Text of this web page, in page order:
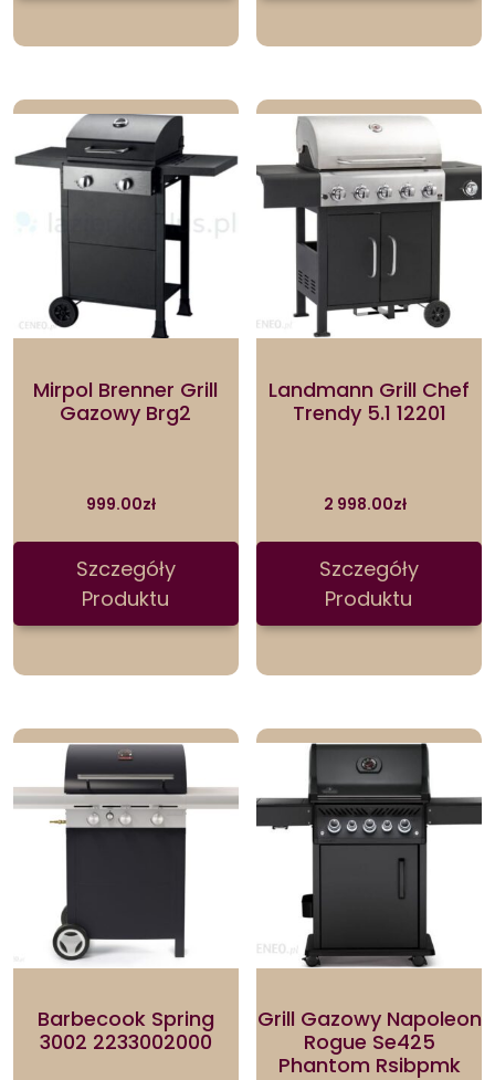
Mirpol Brenner Grill
Gazowy Brg2
999.00zł
Szczegóły
Produktu
Landmann Grill Chef
Trendy 5.1 12201
2 998.00zł
Szczegóły
Produktu
Barbecook Spring
3002 2233002000
Grill Gazowy Napoleon
Rogue Se425
Phantom Rsibpmk